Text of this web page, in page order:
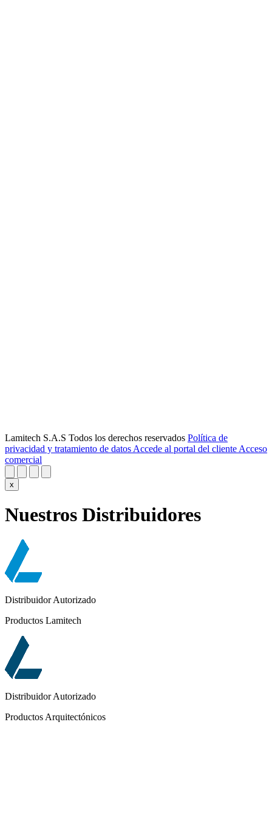
Lamitech S.A.S Todos los derechos reservados Política de
privacidad y tratamiento de datos Accede al portal del cliente Acceso
comercial
x
Nuestros Distribuidores
Distribuidor Autorizado
Productos Lamitech
Distribuidor Autorizado
Productos Arquitectónicos